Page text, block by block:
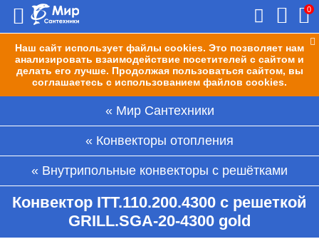
Наш сайт использует файлы cookies. Это позволяет нам
анализировать взаимодействие посетителей с сайтом и
делать его лучше. Продолжая пользоваться сайтом, вы
соглашаетесь с использованием файлов cookies.
0
Мир Сантехники
Конвекторы отопления
Внутрипольные конвекторы с решётками
Конвектор ITT.110.200.4300 с решеткой
GRILL.SGA-20-4300 gold